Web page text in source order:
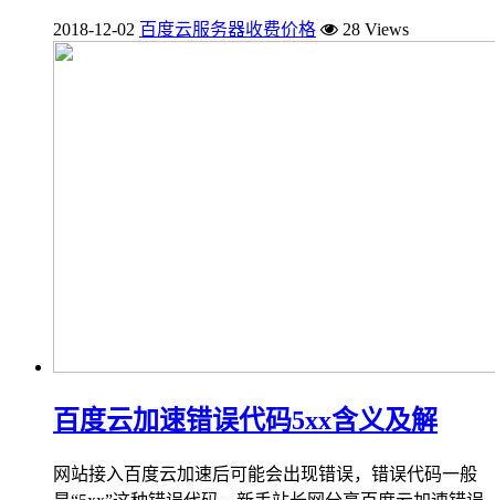
2018-12-02 百度云服务器收费价格 28 Views
百度云加速错误代码5xx含义及解
网站接入百度云加速后可能会出现错误，错误代码一般